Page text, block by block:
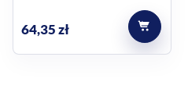
64,35zł